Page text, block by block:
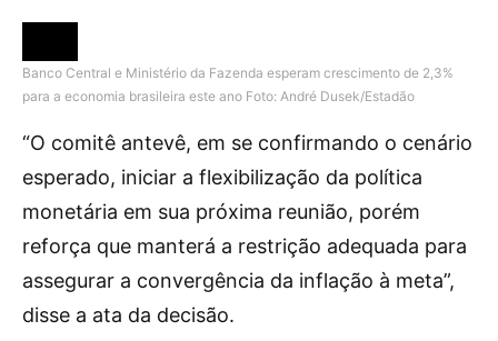
Banco Central e Ministério da Fazenda esperam crescimento de 2,3%
para a economia brasileira este ano Foto: André Dusek/Estadão
“O comitê antevê, em se confirmando o cenário
esperado, iniciar a flexibilização da política
monetária em sua próxima reunião, porém
reforça que manterá a restrição adequada para
assegurar a convergência da inflação à meta”,
disse a ata da decisão.